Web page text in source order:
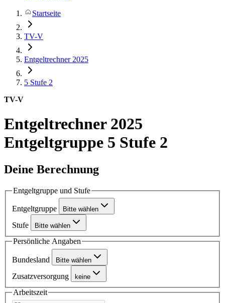
Startseite
TV-V
Entgeltrechner 2025
5 Stufe 2
TV-V
Entgeltrechner 2025
Entgeltgruppe 5 Stufe 2
Deine Berechnung
Entgeltgruppe und Stufe
Entgeltgruppe Bitte wählen
Stufe Bitte wählen
Persönliche Angaben
Bundesland Bitte wählen
Zusatzversorgung keine
Arbeitszeit